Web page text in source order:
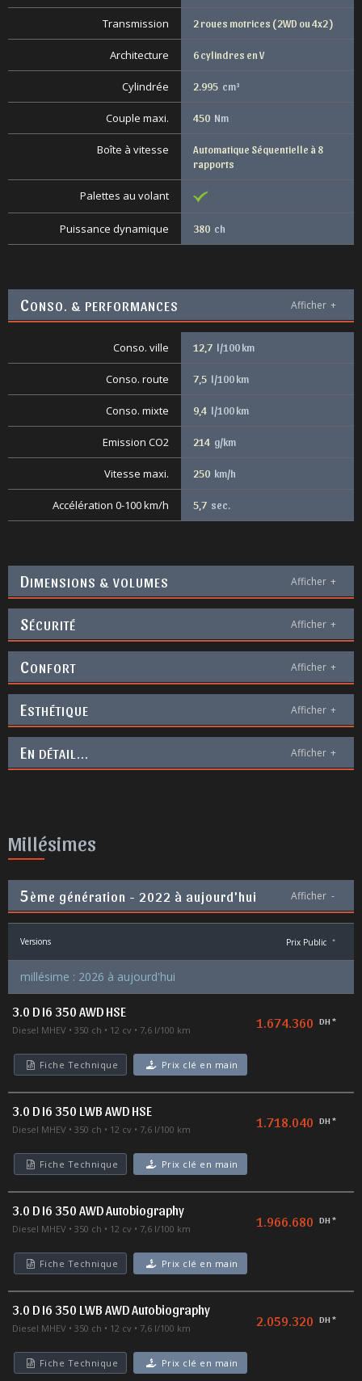
Transmission 2 roues motrices ( 2WD ou 4x2 )
Architecture 6 cylindres en V
Cylindrée 2.995 cm³
Couple maxi. 450 Nm
Boîte à vitesse
Automatique Séquentielle à 8
rapports
Palettes au volant
Puissance dynamique 380 ch
CONSO. & PERFORMANCES Afficher +
Conso. ville 12,7 l/100 km
Conso. route 7,5 l/100 km
Conso. mixte 9,4 l/100 km
Emission CO2 214 g/km
Vitesse maxi. 250 km/h
Accélération 0-100 km/h 5,7 sec.
DIMENSIONS & VOLUMES Afficher +
SÉCURITÉ Afficher +
CONFORT Afficher +
ESTHÉTIQUE Afficher +
EN DÉTAIL... Afficher +
Millésimes
5ème génération - 2022 à aujourd'hui Afficher -
Versions Prix Public *
millésime : 2026 à aujourd'hui
3.0 D I6 350 AWD HSE
Diesel MHEV 350 ch 12 cv 7,6 l/100 km 1.674.360 DH *
Fiche Technique Prix clé en main
3.0 D I6 350 LWB AWD HSE
Diesel MHEV 350 ch 12 cv 7,6 l/100 km 1.718.040 DH *
Fiche Technique Prix clé en main
3.0 D I6 350 AWD Autobiography
Diesel MHEV 350 ch 12 cv 7,6 l/100 km 1.966.680 DH *
Fiche Technique Prix clé en main
3.0 D I6 350 LWB AWD Autobiography
Diesel MHEV 350 ch 12 cv 7,6 l/100 km 2.059.320 DH *
Fiche Technique Prix clé en main